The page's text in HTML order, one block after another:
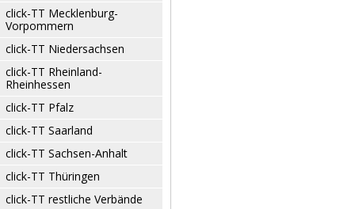
click-TT Mecklenburg-
Vorpommern
click-TT Niedersachsen
click-TT Rheinland-
Rheinhessen
click-TT Pfalz
click-TT Saarland
click-TT Sachsen-Anhalt
click-TT Thüringen
click-TT restliche Verbände